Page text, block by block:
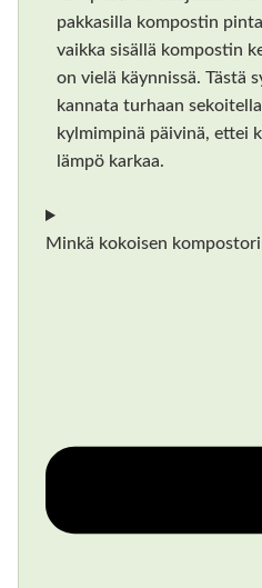
pakkasilla kompostin
vaikka sisällä kompostin
on vielä käynnissä. Tästä
kannata turhaan
kylmimpinä päivinä, ettei
lämpö karkaa.
Minkä kokoisen